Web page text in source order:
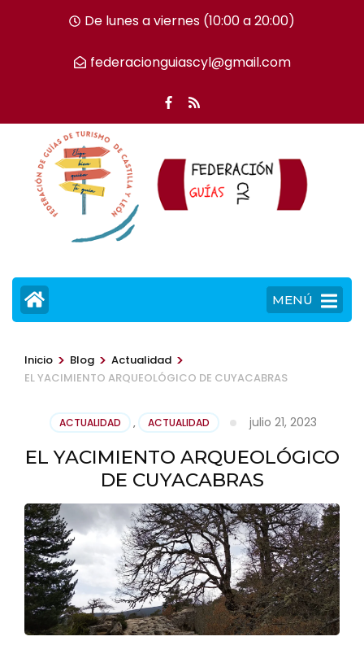
tecla
De lunes a viernes (10:00 a 20:00)
federacionguiascyl@gmail.com
MENÚ
Inicio > Blog > Actualidad >
EL YACIMIENTO ARQUEOLÓGICO DE CUYACABRAS
ACTUALIDAD , ACTUALIDAD julio 21, 2023
EL YACIMIENTO ARQUEOLÓGICO
DE CUYACABRAS